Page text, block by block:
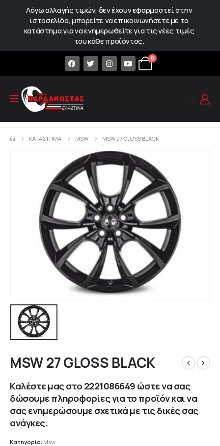
Λόγω αλλαγής τιμών, δεν έχουν εφαρμοστεί στην
ιστοσελίδα, μπορείτε να επικοινωνήσετε με το
κατάστημα για να ενημερωθείτε για τις νέες τιμές
του κάθε προϊόντος.
0
ΚΑΤΆΣΤΗΜΑ MSW MSW 27 GLOSS BLACK
MSW 27 GLOSS BLACK
Καλέστε μας στο2221086649ώστε να σας
δώσουμε πληροφορίες για το προϊόν και να
σας ενημερώσουμε σχετικά με τις δικές σας
ανάγκες.
Κατηγορία: Msw